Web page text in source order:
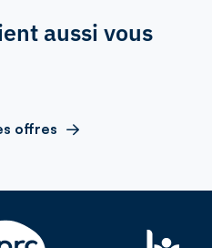
aussi vous
offres